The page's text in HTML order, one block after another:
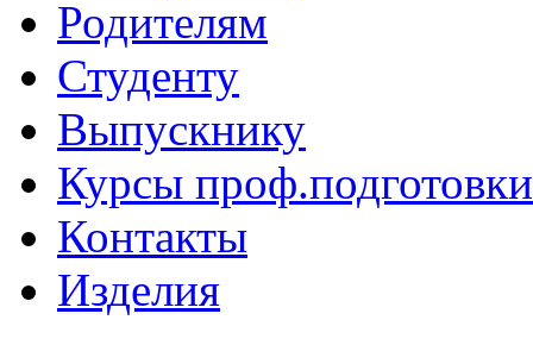
Родителям
Студенту
Выпускнику
Курсы проф.подготовки
Контакты
Изделия